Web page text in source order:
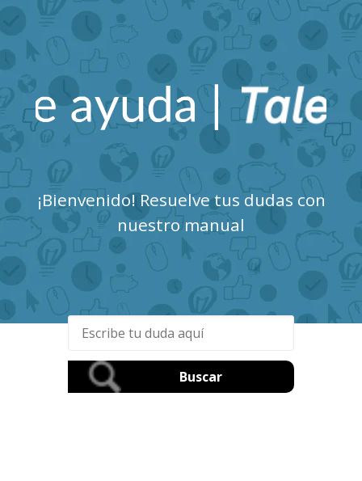
Talent Clue Centro de
Ayuda
¡Bienvenido! Resuelve tus dudas con
nuestro manual